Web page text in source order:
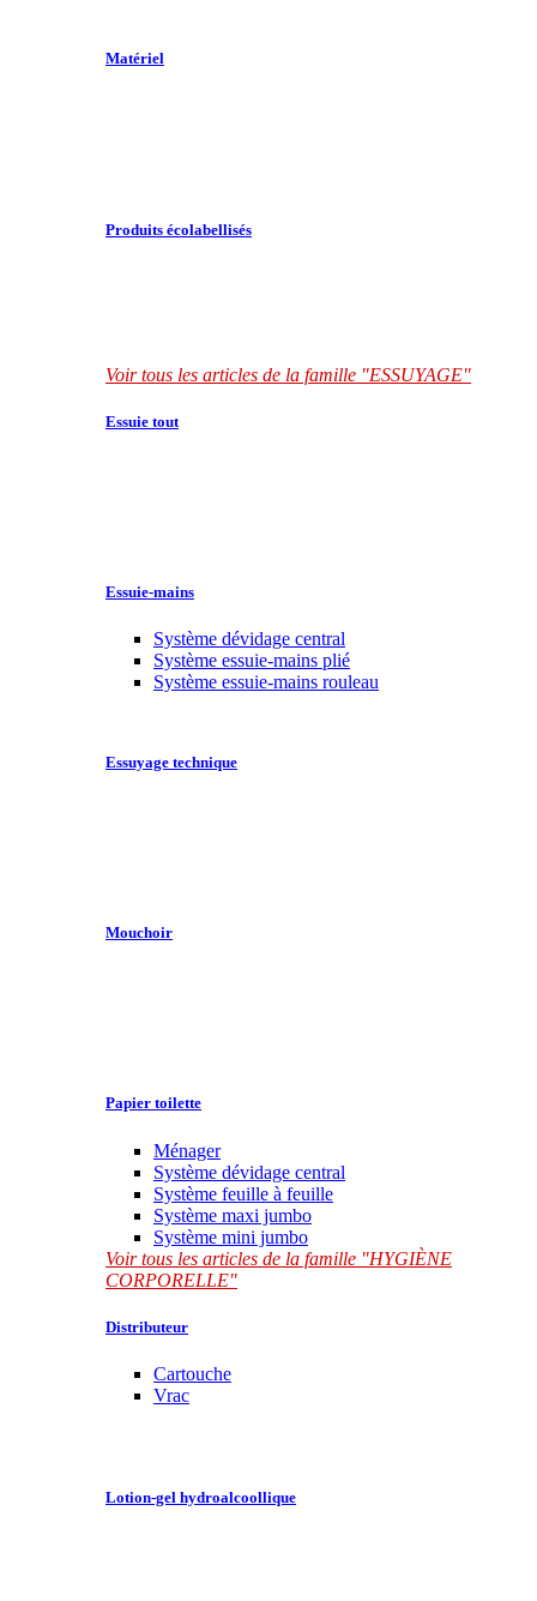
Matériel
Produits écolabellisés
Voir tous les articles de la famille "ESSUYAGE"
Essuie tout
Essuie-mains
Système dévidage central
Système essuie-mains plié
Système essuie-mains rouleau
Essuyage technique
Mouchoir
Papier toilette
Ménager
Système dévidage central
Système feuille à feuille
Système maxi jumbo
Système mini jumbo
Voir tous les articles de la famille "HYGIÈNE
CORPORELLE"
Distributeur
Cartouche
Vrac
Lotion-gel hydroalcoollique